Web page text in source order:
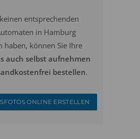
entsprechenden
in Hamburg
haben, können Sie Ihre
auch selbst aufnehmen
bestellen.
ONLINE ERSTELLEN